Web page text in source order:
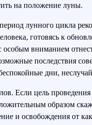
на положение луны.
лунного цикла
готовясь к
вниманием
последствия
дни,
Если цель
образом
и освобождения от